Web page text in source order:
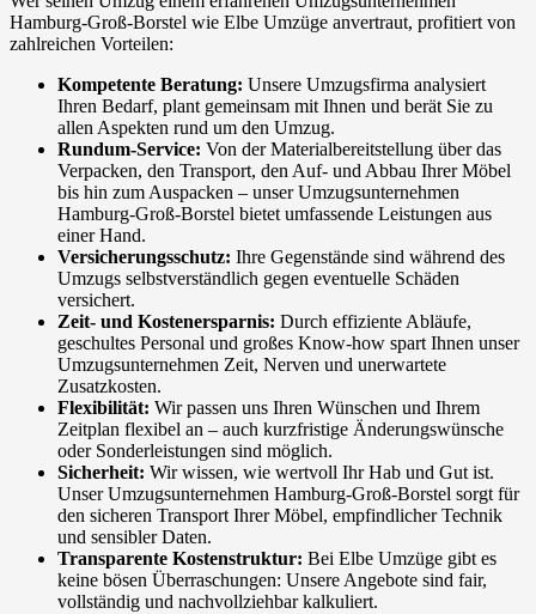
Hamburg-Groß-Borstel wie Elbe Umzüge anvertraut, profitiert von
zahlreichen Vorteilen:
Kompetente Beratung: Unsere Umzugsfirma analysiert
Ihren Bedarf, plant gemeinsam mit Ihnen und berät Sie zu
allen Aspekten rund um den Umzug.
Rundum-Service: Von der Materialbereitstellung über das
Verpacken, den Transport, den Auf- und Abbau Ihrer Möbel
bis hin zum Auspacken – unser Umzugsunternehmen
Hamburg-Groß-Borstel bietet umfassende Leistungen aus
einer Hand.
Versicherungsschutz: Ihre Gegenstände sind während des
Umzugs selbstverständlich gegen eventuelle Schäden
versichert.
Zeit- und Kostenersparnis: Durch effiziente Abläufe,
geschultes Personal und großes Know-how spart Ihnen unser
Umzugsunternehmen Zeit, Nerven und unerwartete
Zusatzkosten.
Flexibilität: Wir passen uns Ihren Wünschen und Ihrem
Zeitplan flexibel an – auch kurzfristige Änderungswünsche
oder Sonderleistungen sind möglich.
Sicherheit: Wir wissen, wie wertvoll Ihr Hab und Gut ist.
Unser Umzugsunternehmen Hamburg-Groß-Borstel sorgt für
den sicheren Transport Ihrer Möbel, empfindlicher Technik
und sensibler Daten.
Transparente Kostenstruktur: Bei Elbe Umzüge gibt es
keine bösen Überraschungen: Unsere Angebote sind fair,
vollständig und nachvollziehbar kalkuliert.